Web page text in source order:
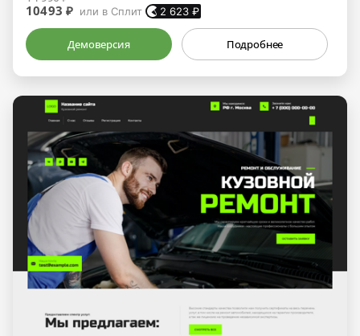
10493 ₽ или в Сплит 2 623 ₽
Демоверсия Подробнее